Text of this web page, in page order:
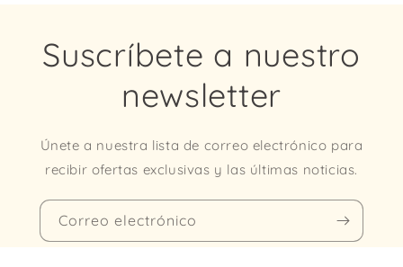
Suscríbete a nuestro
newsletter
Únete a nuestra lista de correo electrónico para
recibir ofertas exclusivas y las últimas noticias.
Correo electrónico